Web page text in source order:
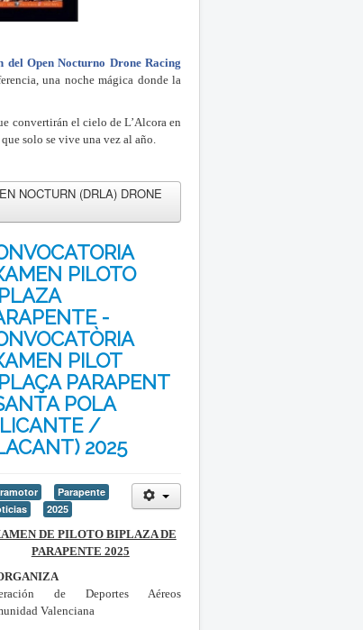
del Open Nocturno Drone Racing
una noche mágica donde la
convertirán el cielo de L’Alcora en
solo se vive una vez al año.
NOCTURN (DRLA) DRONE
PILOTO
-
PILOT
PARAPENT
POLA
/
2025
Parapente
2025
DE PILOTO BIPLAZA DE
PARAPENTE 2025
de Deportes Aéreos
Valenciana